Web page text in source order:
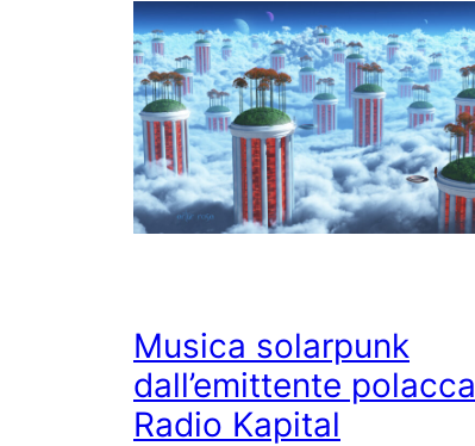
Musica solarpunk
dall’emittente polacca
Radio Kapital